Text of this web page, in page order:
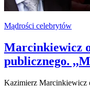
Mądrości celebrytów
Marcinkiewicz
publicznego.
Kazimierz Marcinkiewicz